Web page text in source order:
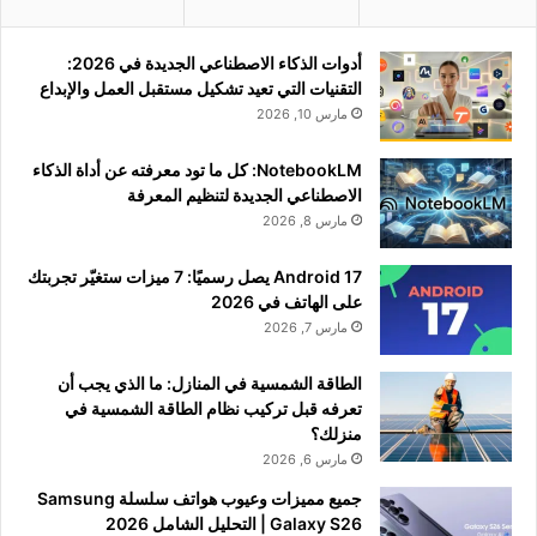
أدوات الذكاء الاصطناعي الجديدة في 2026:
التقنيات التي تعيد تشكيل مستقبل العمل والإبداع
مارس 10, 2026
NotebookLM: كل ما تود معرفته عن أداة الذكاء
الاصطناعي الجديدة لتنظيم المعرفة
مارس 8, 2026
Android 17 يصل رسميًا: 7 ميزات ستغيّر تجربتك
على الهاتف في 2026
مارس 7, 2026
الطاقة الشمسية في المنازل: ما الذي يجب أن
تعرفه قبل تركيب نظام الطاقة الشمسية في
منزلك؟
مارس 6, 2026
جميع مميزات وعيوب هواتف سلسلة Samsung
Galaxy S26 | التحليل الشامل 2026